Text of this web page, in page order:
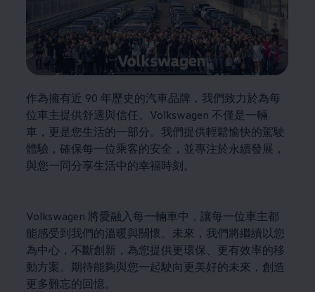
作為擁有近 90 年歷史的汽車品牌，我們致力於為每
位車主提供舒適與信任 。 Volkswagen 不僅是一輛
車，更是您生活的一部分。我們提供輕鬆愉快的駕駛
體驗，確保每一位乘客的安全，並專注於永續發展，
與您一同分享生活中的幸福時刻。
Volkswagen 將愛融入每一輛車中，讓每一位車主都
能感受到我們的溫暖與關懷。未來，我們將繼續以您
為中心，不斷創新，為您提供更環保、更有效率的移
動方案。期待能夠與您一起駛向更美好的未來，創造
更多難忘的回憶。